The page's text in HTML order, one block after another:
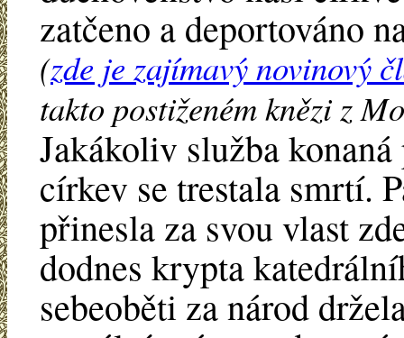
zatčeno a deportováno
(zde je zajímavý novinový
takto postiženém knězi z
Jakákoliv služba
církev se trestala smrtí.
přinesla za svou vlast
dodnes krypta
sebeoběti za národ